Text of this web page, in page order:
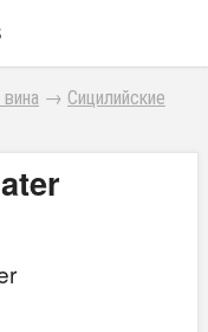
→ Сицилийские